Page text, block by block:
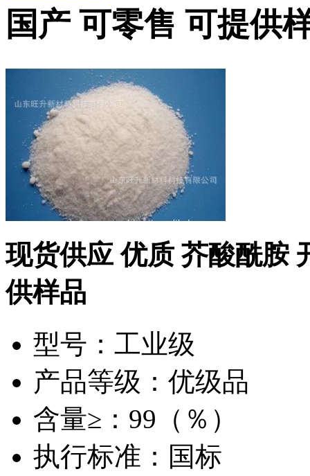
国产 可零售 可提供
现货供应 优质 芥酸酰胺
供样品
型号：工业级
产品等级：优级品
含量≥：99（％）
执行标准：国标